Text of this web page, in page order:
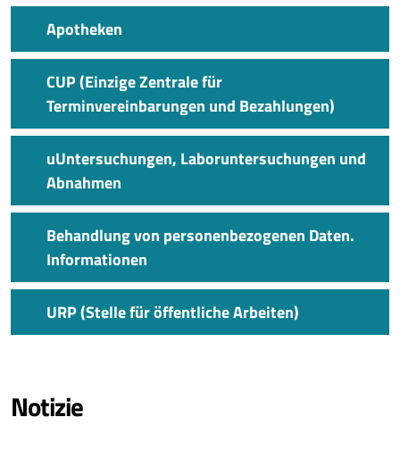
Apotheken
CUP (Einzige Zentrale für
Terminvereinbarungen und Bezahlungen)
uUntersuchungen, Laboruntersuchungen und
Abnahmen
Behandlung von personenbezogenen Daten.
Informationen
URP (Stelle für öffentliche Arbeiten)
Notizie